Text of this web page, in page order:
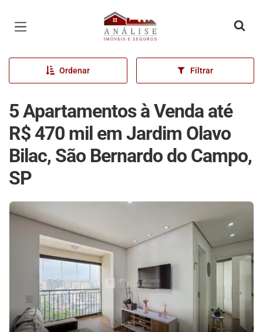
Página inicial
Ordenar Filtrar
5 Apartamentos à Venda até
R$ 470 mil em Jardim Olavo
Bilac, São Bernardo do Campo,
SP